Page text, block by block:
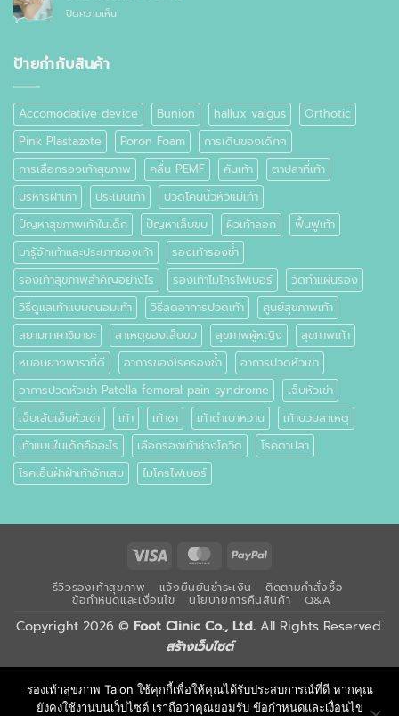
ทั่วไป
อย่างไร
ปวด
ปิดความเห็นบน
ป้ายกำกับสินค้า
Accomodative device Bunion hallux valgus
Orthotic
Pink Plastazote
Poron Foam
การเดินของเด็กๆ
การเลือกรองเท้าสุขภาพ
คลื่น PEMF คันเท้า
ตาปลาที่เท้า
บริหารฝ่าเท้า
ประเมินเท้า
ปวดโคนนิ้วหัวแม่เท้า
ปัญหาสุขภาพเท้าในเด็ก
ปัญหาเล็บขบ ผิวเท้าลอก
ฟื้นฟูเท้า
มารู้จักเท้าและประเภทของเท้า
รองเท้ารองช้ำ
รองเท้าสุขภาพสำคัญอย่างไร
รองเท้าไมโครไฟเบอร์
วัดทำแผ่นรอง
วิธีดูแลเท้าแบบถนอมเท้า
วิธีลดอาการปวดเท้า
ศูนย์สุขภาพเท้า
สยามทาคาชิมายะ
สาเหตุของเล็บขบ สุขภาพผู้หญิง
สุขภาพเท้า
หมอนยางพาราที่ดี
อาการของโรครองช้ำ
อาการปวดหัวเข่า
อาการปวดหัวเข่า Patella femoral pain syndrome
เจ็บหัวเข่า
เจ็บเส้นเอ็นหัวเข่า
เท้า เท้าชา เท้าดำเบาหวาน
เท้าบวมสาเหตุ
เท้าแบนในเด็กคืออะไร
เลือกรองเท้าช่วงโควิด
โรคตาปลา
โรคเอ็นฝ่าฝ่าเท้าอักเสบ
ไมโครไฟเบอร์
Visa MasterCardPayPal
รีวิวรองเท้าสุขภาพ แจ้งยืนยันชำระเงิน ติดตามคำสั่งซื้อ
ข้อกำหนดและเงื่อนไข นโยบายการคืนสินค้า Q&A
Copyright 2026 © Foot Clinic Co., Ltd. All Rights Reserved.
สร้างเว็บไซต์
รองเท้าสุขภาพ Talon ใช้คุกกี้เพื่อให้คุณได้รับประสบการณ์ที่ดี หากคุณ
ยังคงใช้งานบนเว็บไซต์ เราถือว่าคุณยอมรับ ข้อกำหนดและเงื่อนไข